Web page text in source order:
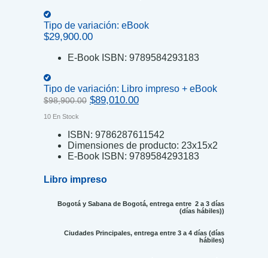
Tipo de variación: eBook
$29,900.00
E-Book ISBN: 9789584293183
Tipo de variación: Libro impreso + eBook
$98,900.00 Original
$98,900.00.
$89,010.00Current
$89,010.00.
10 En Stock
ISBN: 9786287611542
Dimensiones de producto: 23x15x2
E-Book ISBN: 9789584293183
Libro impreso
Bogotá y Sabana de Bogotá, entrega entre 2 a 3 días
(días hábiles))
Ciudades Principales, entrega entre 3 a 4 días (días
hábiles)